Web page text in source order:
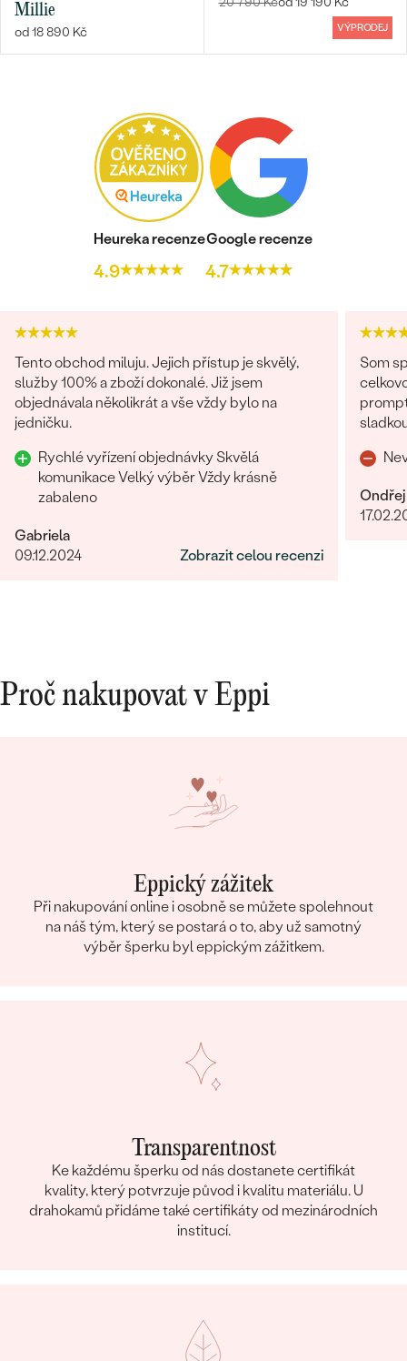
Millie
od 18 890 Kč VÝPRODEJ
Heureka recenze
4.9
Google recenze
4.7
Tento obchod miluju. Jejich přístup je skvělý,
služby 100% a zboží dokonalé. Již jsem
objednávala několikrát a vše vždy bylo na
jedničku.
Rychlé vyřízení objednávky Skvělá
komunikace Velký výběr Vždy krásně
zabaleno
Gabriela
09.12.2024
Zobrazit celou recenzi
Som
promptná. Tovar prišiel pekne
Ondřej
Proč nakupovat v Eppi
Eppický zážitek
Při nakupování online i osobně se můžete spolehnout
na náš tým, který se postará o to, aby už samotný
výběr šperku byl eppickým zážitkem.
Transparentnost
Ke každému šperku od nás dostanete certifikát
kvality, který potvrzuje původ i kvalitu materiálu. U
drahokamů přidáme také certifikáty od mezinárodních
institucí.